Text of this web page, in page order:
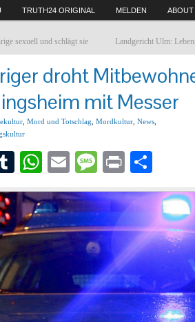
TRUTH24 ORIGINAL MELDEN ABOUT
sexuell und schlägt sie Landgericht Ulm:
droht
mit Messer
Mord und Totschlag Mordkultur News
Tumblr
WhatsApp
EmailMessage
Print